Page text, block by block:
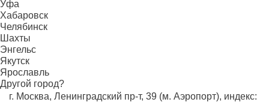
Уфа
Хабаровск
Челябинск
Шахты
Энгельс
Якутск
Ярославль
Другой город?
г. Москва, Ленинградский пр-т, 39 (м. Аэропорт), индекс: